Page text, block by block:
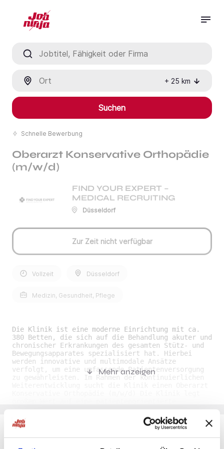
+ 25 km
Suchen
Schnelle Bewerbung
Oberarzt Konservative Orthopädie
(m/w/d)
FIND YOUR EXPERT –
MEDICAL RECRUITING
Düsseldorf
Zur Zeit nicht verfügbar
Vollzeit Düsseldorf
Medizin, Gesundheit, Pflege
Die Klinik ist eine moderne Einrichtung mit ca.
380 Betten, die sich auf die Behandlung akuter und
chronischer Erkrankungen des gesamten Stütz- und
Bewegungsapparates spezialisiert hat. Hierbei
werden innovative und multimodale Ansätze
verfolgt, um eine umfassende Patientenversorgung
zu gewährleisten. Im Rahmen der kontinuierlichen
Betreuung und bietet ihren Mitarbeitenden
zahlreiche Entwicklungsmöglichkeiten in einem
kollegialen Umfeld. Die interdisziplinäre
Mehr anzeigen